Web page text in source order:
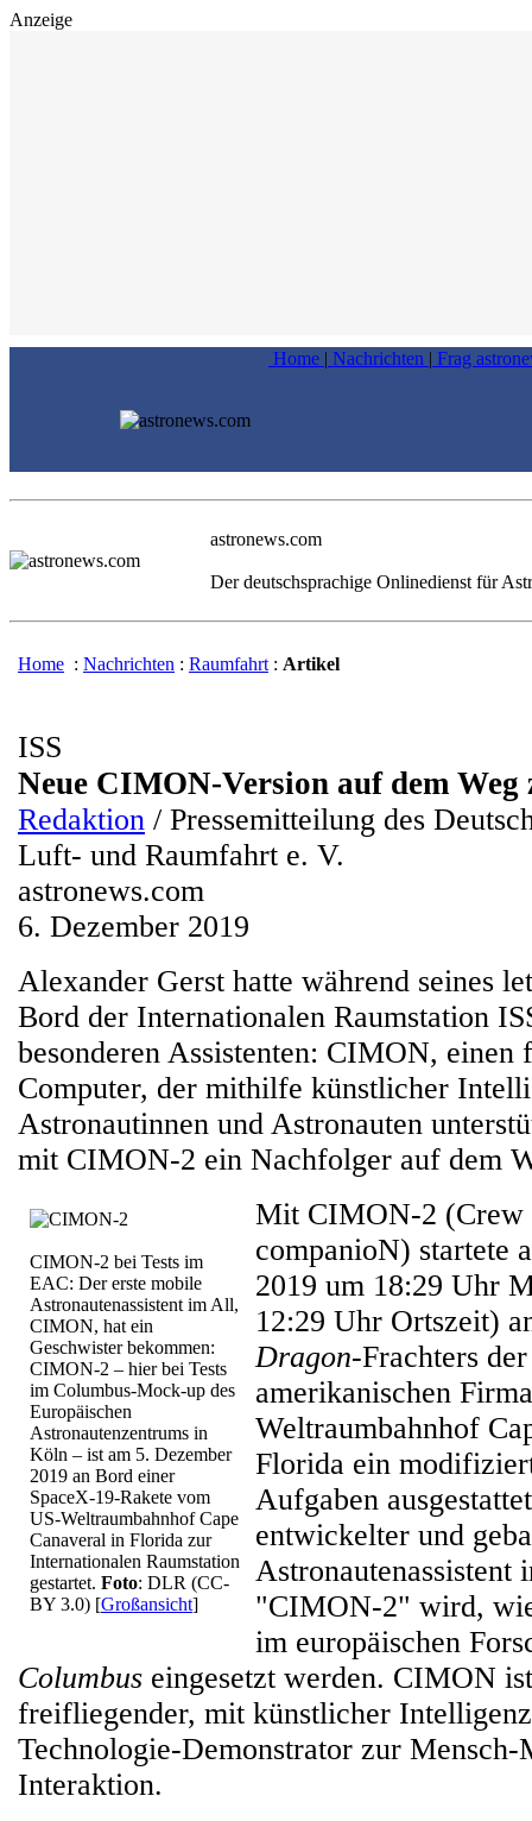
Anzeige
Home | Nachrichten | Frag
astronews.com
Der deutschsprachige Onlinedienst für
Home : Nachrichten : Raumfahrt : Artikel
ISS
Neue CIMON-Version auf dem Weg
Redaktion / Pressemitteilung des
Luft- und Raumfahrt e. V.
astronews.com
6. Dezember 2019
Alexander Gerst hatte während seines
Bord der Internationalen Raumstation
besonderen Assistenten: CIMON, einen
Computer, der mithilfe künstlicher
Astronautinnen und Astronauten
mit CIMON-2 ein Nachfolger auf dem
CIMON-2 bei Tests im
EAC: Der erste mobile
Astronautenassistent im All,
CIMON, hat ein
Geschwister bekommen:
CIMON-2 – hier bei Tests
im Columbus-Mock-up des
Europäischen
Astronautenzentrums in
Köln – ist am 5. Dezember
2019 an Bord einer
SpaceX-19-Rakete vom
US-Weltraumbahnhof Cape
Canaveral in Florida zur
Internationalen Raumstation
gestartet. Foto: DLR (CC-
BY 3.0) [Großansicht]
Mit CIMON-2 (Crew
companioN) startete
2019 um 18:29 Uhr
12:29 Uhr Ortszeit)
Dragon-Frachters
amerikanischen
Weltraumbahnhof
Florida ein
Aufgaben
entwickelter und
Astronautenassistent
"CIMON-2" wird,
im europäischen
Columbus eingesetzt werden. CIMON
freifliegender, mit künstlicher Intelligenz
Technologie-Demonstrator zur Mensch-
Interaktion.